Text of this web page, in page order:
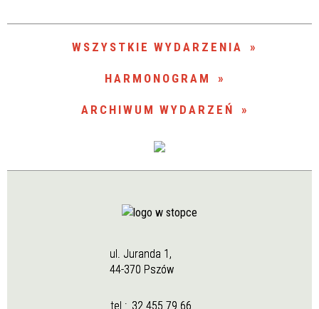
—
WSZYSTKIE WYDARZENIA
HARMONOGRAM
ARCHIWUM WYDARZEŃ
ul. Juranda 1,
44-370 Pszów
tel.: 32 455 79 66